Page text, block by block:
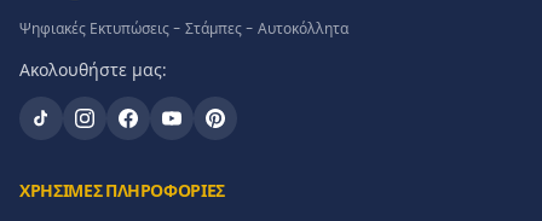
Ψηφιακές Εκτυπώσεις - Στάμπες - Αυτοκόλλητα
Ακολουθήστε μας:
ΧΡΗΣΙΜΕΣ ΠΛΗΡΟΦΟΡΙΕΣ